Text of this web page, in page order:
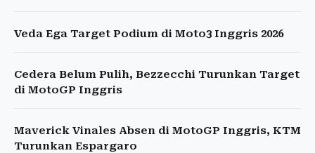
Veda Ega Target Podium di Moto3 Inggris 2026
Cedera Belum Pulih, Bezzecchi Turunkan Target
di MotoGP Inggris
Maverick Vinales Absen di MotoGP Inggris, KTM
Turunkan Espargaro